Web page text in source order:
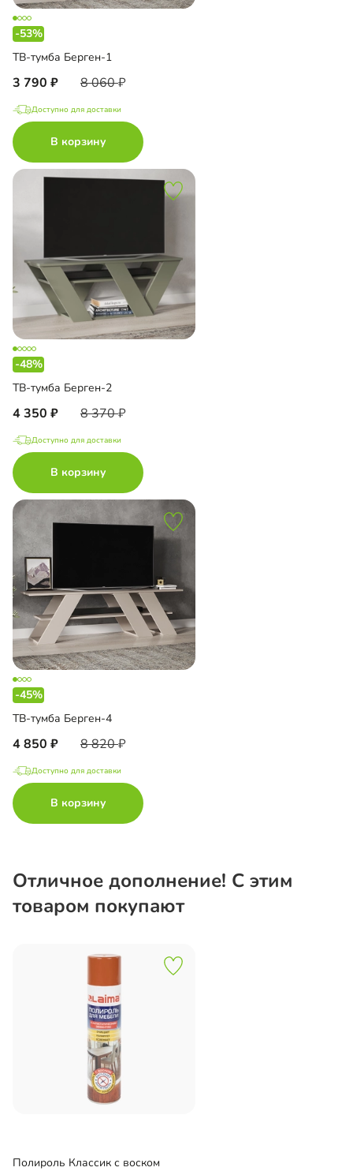
-53%
ТВ-тумба Берген-1
3 790 8 060
Доступно для доставки
В корзину
-48%
ТВ-тумба Берген-2
4 350 8 370
Доступно для доставки
В корзину
-45%
ТВ-тумба Берген-4
4 850 8 820
Доступно для доставки
В корзину
Отличное дополнение! С этим
товаром покупают
Полироль Классик с воском